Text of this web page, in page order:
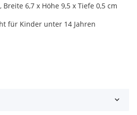
6,7 x Höhe 9,5 x Tiefe 0,5 cm
für Kinder unter 14 Jahren